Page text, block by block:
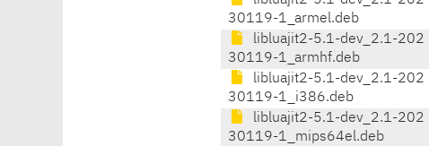
30119-1_armel.deb
libluajit2-5.1-dev_2.1-202
30119-1_armhf.deb
libluajit2-5.1-dev_2.1-202
30119-1_i386.deb
libluajit2-5.1-dev_2.1-202
30119-1_mips64el.deb